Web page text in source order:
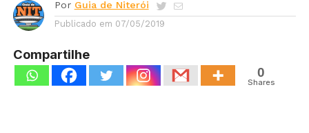
Por Guia de Niterói
Publicado em 07/05/2019
Compartilhe
0
Shares